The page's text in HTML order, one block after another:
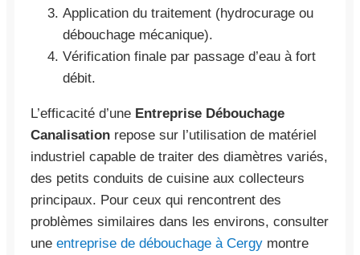
Application du traitement (hydrocurage ou
débouchage mécanique).
Vérification finale par passage d’eau à fort
débit.
L’efficacité d’une Entreprise Débouchage
Canalisation repose sur l’utilisation de matériel
industriel capable de traiter des diamètres variés,
des petits conduits de cuisine aux collecteurs
principaux. Pour ceux qui rencontrent des
problèmes similaires dans les environs, consulter
une entreprise de débouchage à Cergy montre